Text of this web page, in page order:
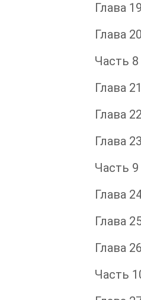
Глава 19
Глава 20
Часть 8
Глава 21
Глава 22
Глава 23
Часть 9
Глава
Глава
Глава 26
Часть